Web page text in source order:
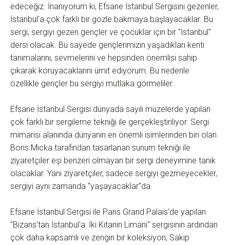
edeceğiz. İnanıyorum ki, Efsane İstanbul Sergisini gezenler,
İstanbul'a çok farklı bir gözle bakmaya başlayacaklar. Bu
sergi, sergiyi gezen gençler ve çocuklar için bir "İstanbul"
dersi olacak. Bu sayede gençlerimizin yaşadıkları kenti
tanımalarını, sevmelerini ve hepsinden önemlisi sahip
çıkarak koruyacaklarını ümit ediyorum. Bu nedenle
özellikle gençler bu sergiyi mutlaka görmeliler.
Efsane İstanbul Sergisi dünyada sayılı müzelerde yapılan
çok farklı bir sergileme tekniği ile gerçekleştiriliyor. Sergi
mimarisi alanında dünyanın en önemli isimlerinden biri olan
Boris Micka tarafından tasarlanan sunum tekniği ile
ziyaretçiler eşi benzeri olmayan bir sergi deneyimine tanık
olacaklar. Yani ziyaretçiler, sadece sergiyi gezmeyecekler,
sergiyi aynı zamanda "yaşayacaklar"da.
Efsane İstanbul Sergisi ile Paris Grand Palais'de yapılan
"Bizans'tan İstanbul'a: İki Kıtanın Limanı" sergisinin ardından
çok daha kapsamlı ve zengin bir koleksiyon, Sakıp